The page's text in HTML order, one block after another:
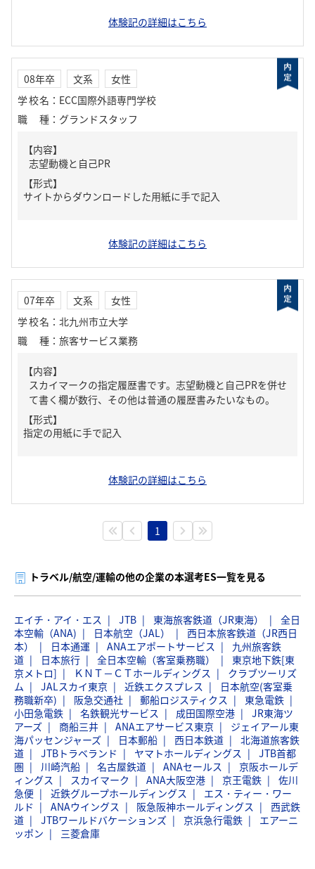
体験記の詳細はこちら
08年卒 文系
女性
学校名 ： ECC国際外語専門学校
職種 ： グランドスタッフ
【内容】
志望動機と自己PR
【形式】
サイトからダウンロードした用紙に手で記入
体験記の詳細はこちら
07年卒 文系
女性
学校名 ： 北九州市立大学
職種 ： 旅客サービス業務
【内容】
スカイマークの指定履歴書です。志望動機と自己PRを併せ
て書く欄が数行、その他は普通の履歴書みたいなもの。
【形式】
指定の用紙に手で記入
体験記の詳細はこちら
1
トラベル/航空/運輸の他の企業の本選考ES一覧を見る
エイチ・アイ・エス JTB 東海旅客鉄道（JR東海）
全日
本空輸（ANA)
日本航空（JAL）
西日本旅客鉄道（JR西日
本）
日本通運 ANAエアポートサービス
九州旅客鉄
道
日本旅行 全日本空輸（客室乗務職）
東京地下鉄[東
京メトロ]
ＫＮＴ－ＣＴホールディングス
クラブツーリズ
ム
JALスカイ東京 近鉄エクスプレス
日本航空(客室乗
務職新卒)
阪急交通社 郵船ロジスティクス
東急電鉄
小田急電鉄
名鉄観光サービス 成田国際空港
JR東海ツ
アーズ
商船三井 ANAエアサービス東京
ジェイアール東
海パッセンジャーズ
日本郵船 西日本鉄道
北海道旅客鉄
道
JTBトラベランド ヤマトホールディングス
JTB首都
圏
川崎汽船 名古屋鉄道 ANAセールス
京阪ホールデ
ィングス
スカイマーク ANA大阪空港 京王電鉄
佐川
急便
近鉄グループホールディングス
エス・ティー・ワー
ルド
ANAウイングス 阪急阪神ホールディングス
西武鉄
道
JTBワールドバケーションズ 京浜急行電鉄
エアーニ
ッポン
三菱倉庫